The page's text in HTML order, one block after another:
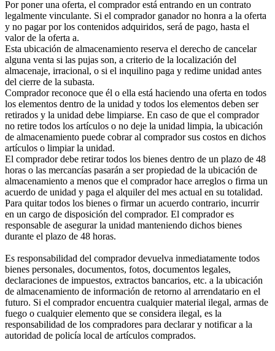
Por poner una oferta, el comprador está entrando en un contrato
legalmente vinculante. Si el comprador ganador no honra a la oferta
y no pagar por los contenidos adquiridos, será de pago, hasta el
valor de la oferta a.
Esta ubicación de almacenamiento reserva el derecho de cancelar
alguna venta si las pujas son, a criterio de la localización del
almacenaje, irracional, o si el inquilino paga y redime unidad antes
del cierre de la subasta.
Comprador reconoce que él o ella está haciendo una oferta en todos
los elementos dentro de la unidad y todos los elementos deben ser
retirados y la unidad debe limpiarse. En caso de que el comprador
no retire todos los artículos o no deje la unidad limpia, la ubicación
de almacenamiento puede cobrar al comprador sus costos en dichos
artículos o limpiar la unidad.
El comprador debe retirar todos los bienes dentro de un plazo de 48
horas o las mercancías pasarán a ser propiedad de la ubicación de
almacenamiento a menos que el comprador hace arreglos o firma un
acuerdo de unidad y paga el alquiler del mes actual en su totalidad.
Para quitar todos los bienes o firmar un acuerdo contrario, incurrir
en un cargo de disposición del comprador. El comprador es
responsable de asegurar la unidad manteniendo dichos bienes
durante el plazo de 48 horas.
Es responsabilidad del comprador devuelva inmediatamente todos
bienes personales, documentos, fotos, documentos legales,
declaraciones de impuestos, extractos bancarios, etc. a la ubicación
de almacenamiento de información de retorno al arrendatario en el
futuro. Si el comprador encuentra cualquier material ilegal, armas de
fuego o cualquier elemento que se considera ilegal, es la
responsabilidad de los compradores para declarar y notificar a la
autoridad de policía local de artículos comprados.